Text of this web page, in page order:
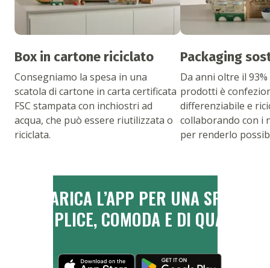
Box in cartone riciclato
Consegniamo la spesa in una
scatola di cartone in carta certificata
FSC stampata con inchiostri ad
acqua, che può essere riutilizzata o
riciclata.
Packaging
Da anni oltre il
prodotti è
differenziabile e
collaborando con
per renderlo
SCARICA L’APP PER UNA SPESA
SEMPLICE, COMODA E DI QUALITÀ